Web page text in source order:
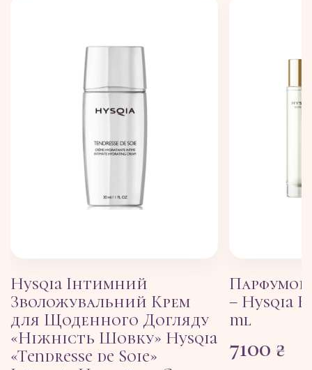
Hysqia Інтимний
Зволожувальний Крем
для Щоденного Догляду
«Ніжність Шовку» Hysqia
«Tendresse de Soie»
– Hysqia
ml
7100 ₴